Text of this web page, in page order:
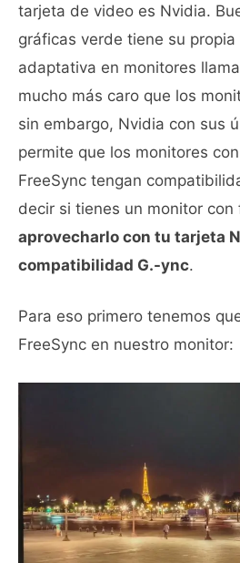
tarjeta de video es Nvidia.
gráficas verde tiene su propia
adaptativa en monitores
mucho más caro que los
sin embargo, Nvidia con sus
permite que los monitores
FreeSync tengan
decir si tienes un monitor con
aprovecharlo con tu tarjeta
compatibilidad G.-ync.
Para eso primero tenemos
FreeSync en nuestro monitor: